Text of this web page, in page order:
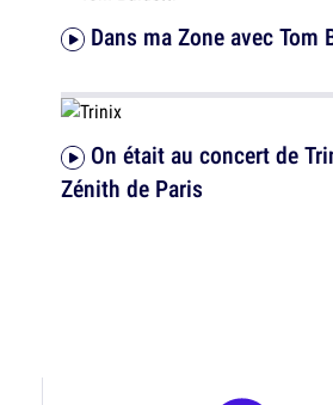
Dans ma Zone avec Tom
Zénith de Paris